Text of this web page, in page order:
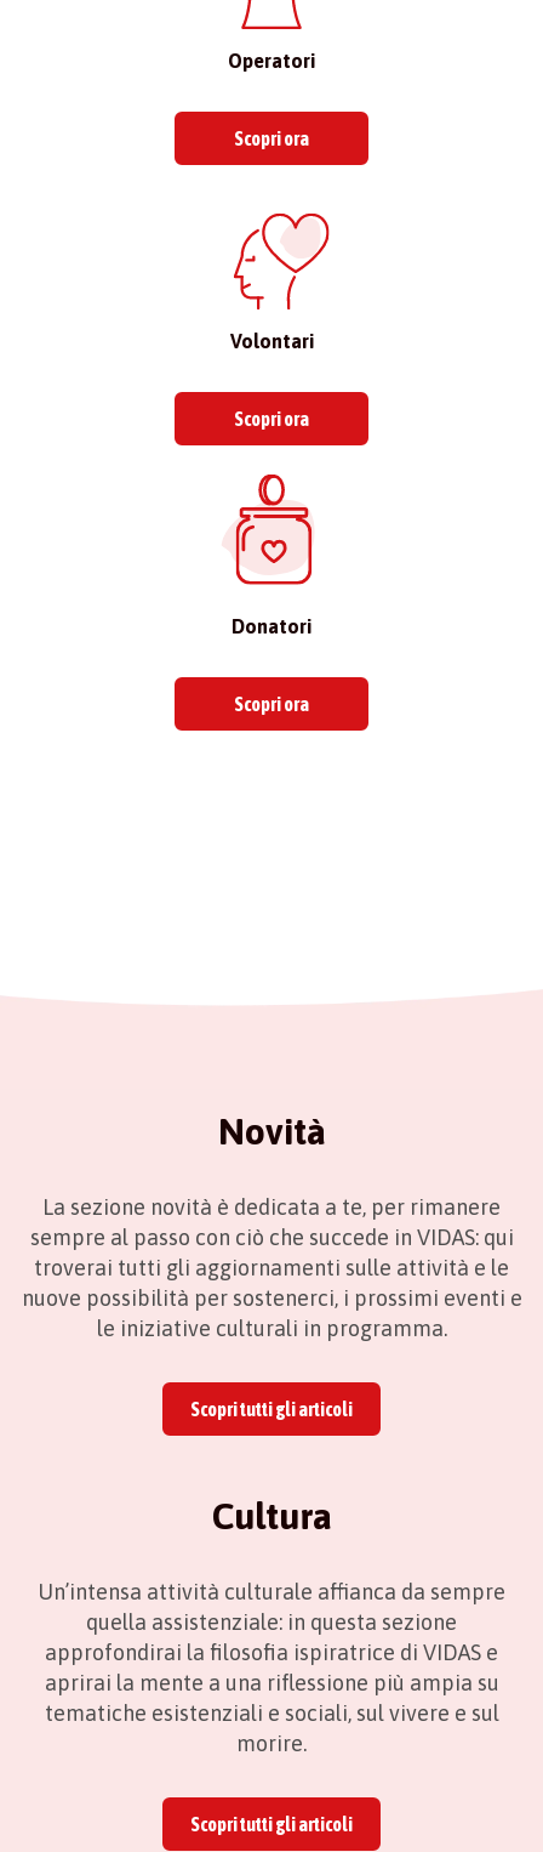
Operatori
Scopri ora
Volontari
Scopri ora
Donatori
Scopri ora
Novità
La sezione novità è dedicata a te, per rimanere
sempre al passo con ciò che succede in VIDAS: qui
troverai tutti gli aggiornamenti sulle attività e le
nuove possibilità per sostenerci, i prossimi eventi e
le iniziative culturali in programma.
Scopri tutti gli articoli
Cultura
Un’intensa attività culturale affianca da sempre
quella assistenziale: in questa sezione
approfondirai la filosofia ispiratrice di VIDAS e
aprirai la mente a una riflessione più ampia su
tematiche esistenziali e sociali, sul vivere e sul
morire.
Scopri tutti gli articoli